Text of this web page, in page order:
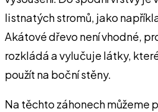
listnatých stromů, jako
Akátové dřevo není vhodné,
rozkládá a vylučuje látky,
použít na boční stěny.
Na těchto záhonech můžeme